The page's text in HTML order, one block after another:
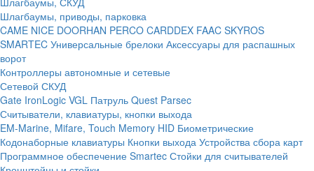
Шлагбаумы, приводы, парковка
CAME NICE DOORHAN PERCO CARDDEX FAAC SKYROS
SMARTEC Универсальные брелоки Аксессуары для распашных
ворот
Контроллеры автономные и сетевые
Сетевой СКУД
Gate IronLogic VGL Патруль Quest Parsec
Считыватели, клавиатуры, кнопки выхода
EM-Marine, Mifare, Touch Memory HID Биометрические
Кодонаборные клавиатуры Кнопки выхода Устройства сбора карт
Программное обеспечение Smartec Стойки для считывателей